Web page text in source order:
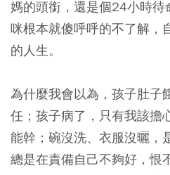
媽的頭銜，還是個24小時
咪根本就傻呼呼的不了解，
的人生。
為什麼我會以為，孩子肚子
任；孩子病了，只有我該擔
能幹；碗沒洗、衣服沒曬，
總是在責備自己不夠好，恨